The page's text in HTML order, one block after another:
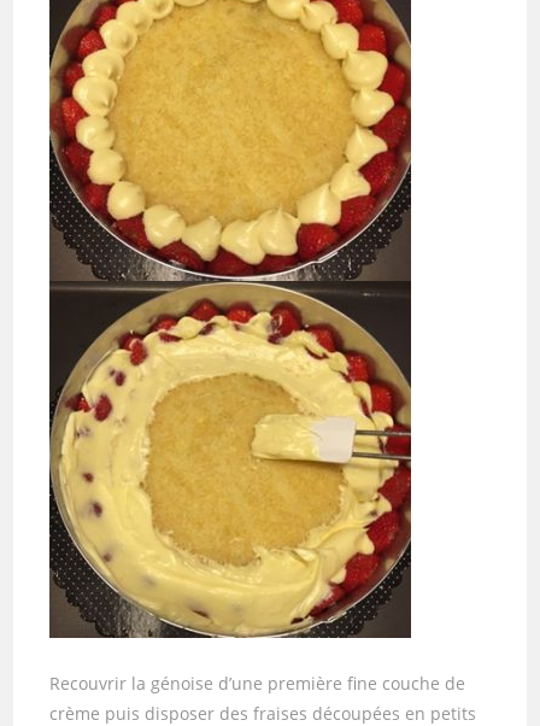
Recouvrir la génoise d’une première fine couche de
crème puis disposer des fraises découpées en petits